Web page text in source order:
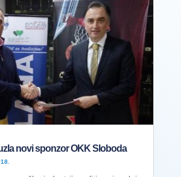
novi sponzor OKK Sloboda